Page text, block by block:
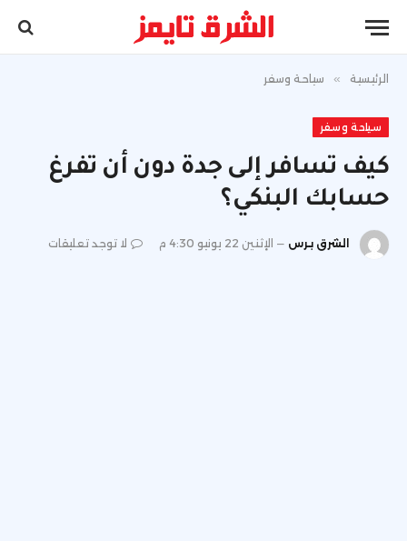
الرئيسية » سياحة وسفر
سياحة وسفر
كيف تسافر إلى جدة دون أن تفرغ
حسابك البنكي؟
الشرق برس الإثنين 22 يونيو 4:30 م لا توجد تعليقات